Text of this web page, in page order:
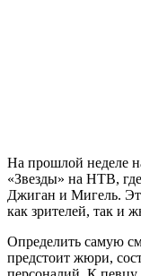
На прошлой неделе
«Звезды» на НТВ,
Джиган и Мигель.
как зрителей, так и
Определить самую
предстоит жюри,